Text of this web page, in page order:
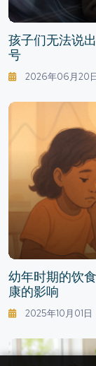
孩子们无法说
号
2026年06月20
幼年时期的饮
康的影响
2025年10月01日